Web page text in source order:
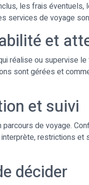
les frais éventuels,
services de voyage
et
réalise ou supervise
sont gérées et
et suivi
parcours de voyage.
restrictions et
décider